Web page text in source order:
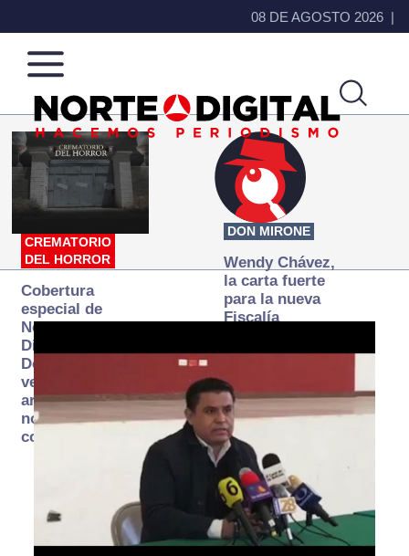
08 DE AGOSTO 2026
Norte
de
Ciudad
Más
que
noticias,
hacemos periodismo
CREMATORIO
DEL HORROR
Cobertura
especial de
Norte
Digital:
Donde la
verdad
arde… pero
no se
consume
DON MIRONE
Wendy Chávez,
la carta fuerte
para la nueva
Fiscalía